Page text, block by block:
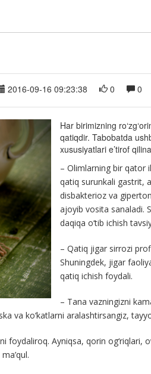
2016-09-16 09:23:38 0 0
Har birimizning
qatiqdir. Tabobatda
xususiyatlari e’tirof
– Olimlarning bir qator
qatiq surunkali gastrit,
disbakterioz va
ajoyib vosita sanaladi.
daqiqa o‘tib ichish
– Qatiq jigar sirrozi
Shuningdek, jigar
qatiq ichish foydali.
– Tana vazningizni
va ko‘katlarni aralashtirsangiz,
foydaliroq. Ayniqsa, qorin og‘riqlari,